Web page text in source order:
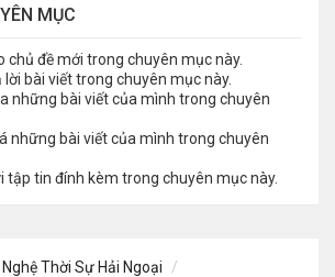
MỤC
chủ đề mới trong chuyên mục này.
lời bài viết trong chuyên mục này.
những bài viết của mình trong chuyên
những bài viết của mình trong chuyên
tập tin đính kèm trong chuyên mục này.
Thời Sự Hải Ngoại